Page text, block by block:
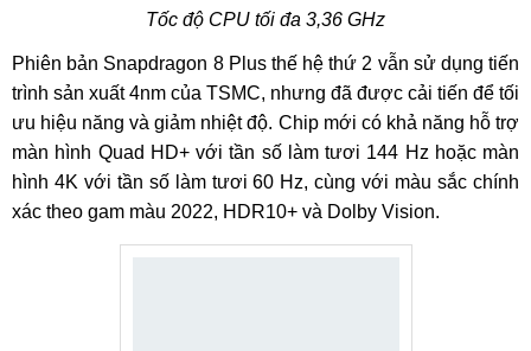
Tốc độ CPU tối đa 3,36 GHz
Phiên bản Snapdragon 8 Plus thế hệ thứ 2 vẫn sử dụng tiến
trình sản xuất 4nm của TSMC, nhưng đã được cải tiến để tối
ưu hiệu năng và giảm nhiệt độ. Chip mới có khả năng hỗ trợ
màn hình Quad HD+ với tần số làm tươi 144 Hz hoặc màn
hình 4K với tần số làm tươi 60 Hz, cùng với màu sắc chính
xác theo gam màu 2022, HDR10+ và Dolby Vision.